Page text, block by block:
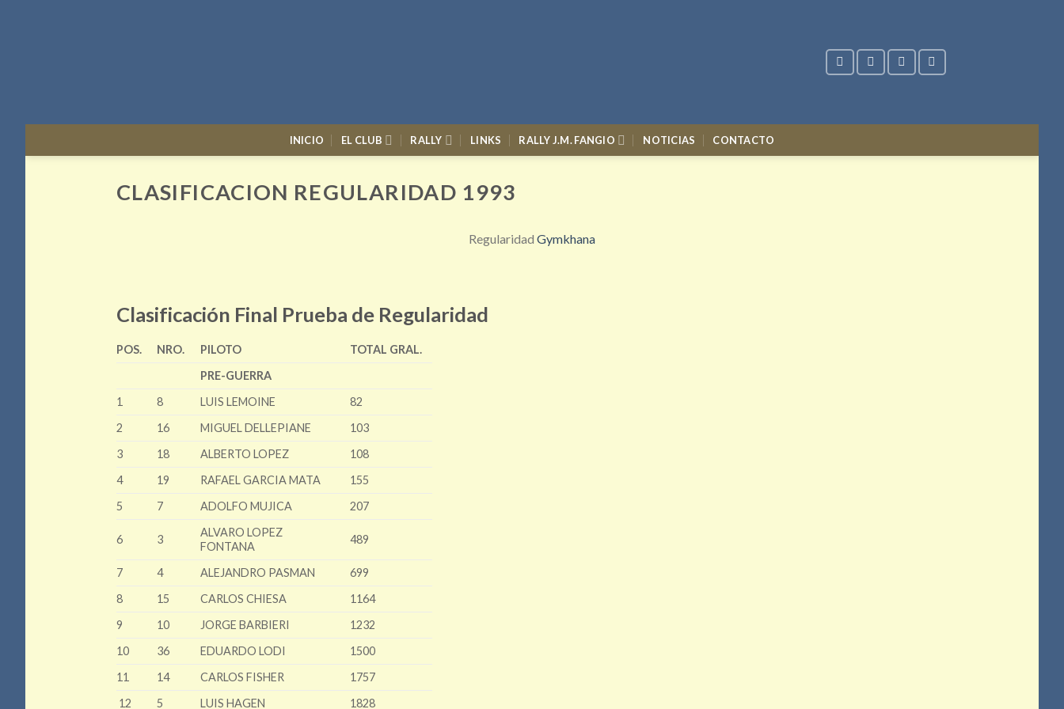
INICIO EL CLUB RALLY LINKS RALLY J.M. FANGIO NOTICIAS CONTACTO
CLASIFICACION REGULARIDAD 1993
Regularidad Gymkhana
Clasificación Final Prueba de Regularidad
POS. NRO. PILOTO
TOTAL GRAL.
PRE-GUERRA
1
8 LUIS LEMOINE
82
2
16 MIGUEL DELLEPIANE
103
3
18 ALBERTO LOPEZ
108
4
19 RAFAEL GARCIA MATA
155
5
7 ADOLFO MUJICA 207
6 3
ALVARO LOPEZ
FONTANA
489
7 4 ALEJANDRO PASMAN
699
8
15 CARLOS CHIESA
1164
9
10 JORGE BARBIERI
1232
10
36 EDUARDO LODI
1500
11
14 CARLOS FISHER
1757
12
5 LUIS HAGEN 1828